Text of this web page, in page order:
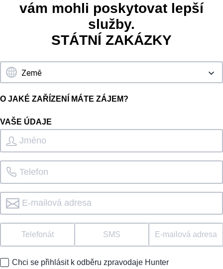
vám mohli poskytovat lepší
služby.
STÁTNÍ ZAKÁZKY
O JAKÉ ZAŘÍZENÍ MÁTE ZÁJEM?
VAŠE ÚDAJE
Telefonát SMS E-mailová adresa
Chci se přihlásit k odběru zpravodaje Hunter